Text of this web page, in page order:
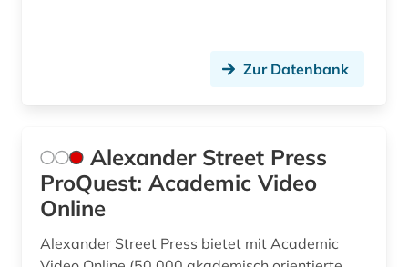
geschichte 1800-1900 (1)
Zur Datenbank
Alexander Street Press
ProQuest: Academic Video
Online
Alexander Street Press bietet mit Academic